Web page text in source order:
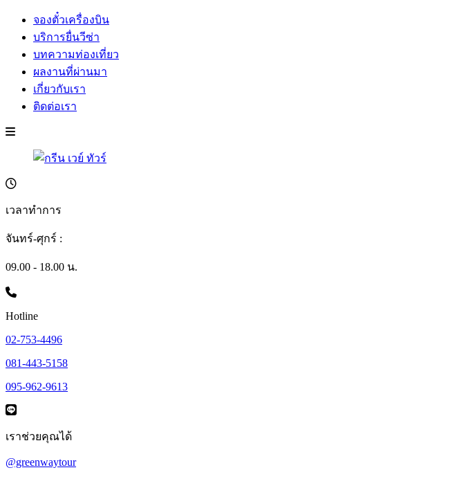
จองตั๋วเครื่องบิน
บริการยื่นวีซ่า
บทความท่องเที่ยว
ผลงานที่ผ่านมา
เกี่ยวกับเรา
ติดต่อเรา
เวลาทำการ
จันทร์-ศุกร์ :
09.00 - 18.00 น.
Hotline
02-753-4496
081-443-5158
095-962-9613
เราช่วยคุณได้
@greenwaytour